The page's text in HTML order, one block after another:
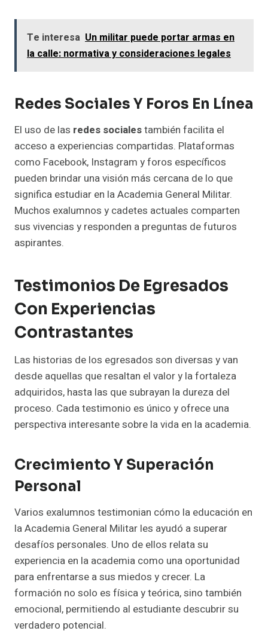
Te interesa Un militar puede portar armas en
la calle: normativa y consideraciones legales
Redes Sociales Y Foros En Línea
El uso de las redes socialestambién facilita el
acceso a experiencias compartidas. Plataformas
como Facebook, Instagram y foros específicos
pueden brindar una visión más cercana de lo que
significa estudiar en la Academia General Militar.
Muchos exalumnos y cadetes actuales comparten
sus vivencias y responden a preguntas de futuros
aspirantes.
Testimonios De Egresados
Con Experiencias
Contrastantes
Las historias de los egresados son diversas y van
desde aquellas que resaltan el valor y la fortaleza
adquiridos, hasta las que subrayan la dureza del
proceso. Cada testimonio es único y ofrece una
perspectiva interesante sobre la vida en la academia.
Crecimiento Y Superación
Personal
Varios exalumnos testimonian cómo la educación en
la Academia General Militar les ayudó a superar
desafíos personales. Uno de ellos relata su
experiencia en la academia como una oportunidad
para enfrentarse a sus miedos y crecer. La
formación no solo es física y teórica, sino también
emocional, permitiendo al estudiante descubrir su
verdadero potencial.